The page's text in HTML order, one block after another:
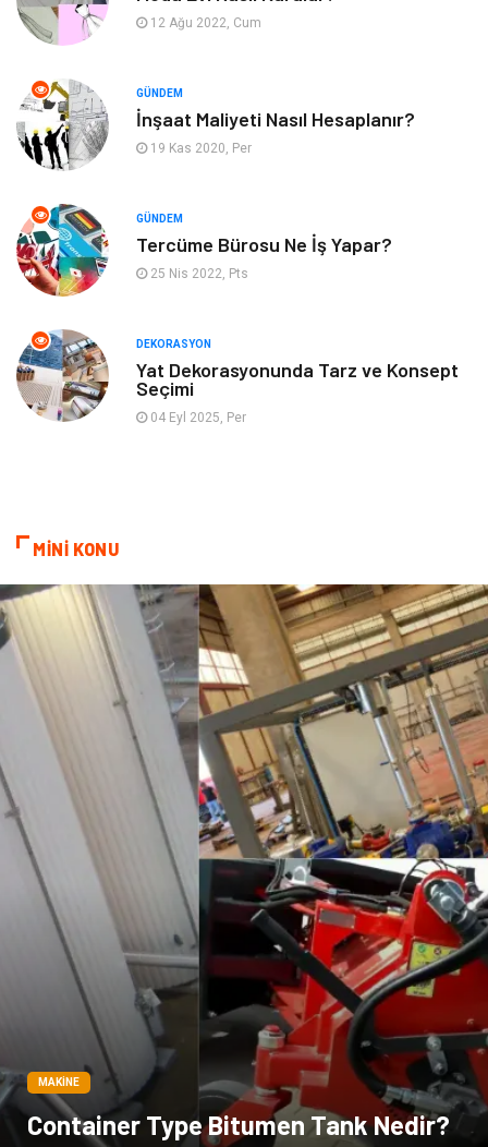
Aksesuar Eğitim Kurumları
Hizmet
Mobilya
İnternet
Nakliyat
Hediyelik Eşya
Basın Yayın
Telekomünikasyon Markalar
İthalat İhracat
Dernekler ve Birlikler
12 Ağu 2022, Cum
GÜNDEM
İnşaat Maliyeti Nasıl Hesaplanır?
19 Kas 2020, Per
GÜNDEM
Tercüme Bürosu Ne İş Yapar?
25 Nis 2022, Pts
DEKORASYON
Yat Dekorasyonunda Tarz ve Konsept
Seçimi
04 Eyl 2025, Per
MİNİ KONU
MAKINE
Container Type Bitumen Tank Nedir?